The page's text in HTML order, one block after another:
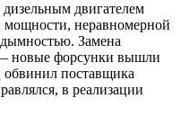
двигателем
мощности, неравномерной
Замена
новые форсунки вышли
обвинил поставщика
в реализации